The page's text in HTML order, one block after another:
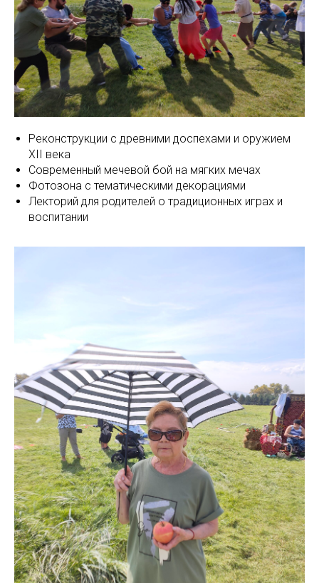
Реконструкции с древними доспехами и оружием
XII века
Современный мечевой бой на мягких мечах
Фотозона с тематическими декорациями
Лекторий для родителей о традиционных играх и
воспитании